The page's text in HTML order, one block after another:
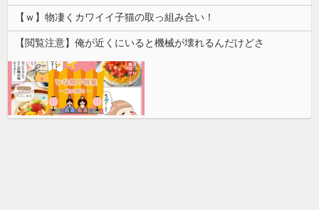
【ｗ】物凄くカワイイ子猫の取っ組み合い！
【閲覧注意】俺が近くにいると機械が壊れるんだけどさ